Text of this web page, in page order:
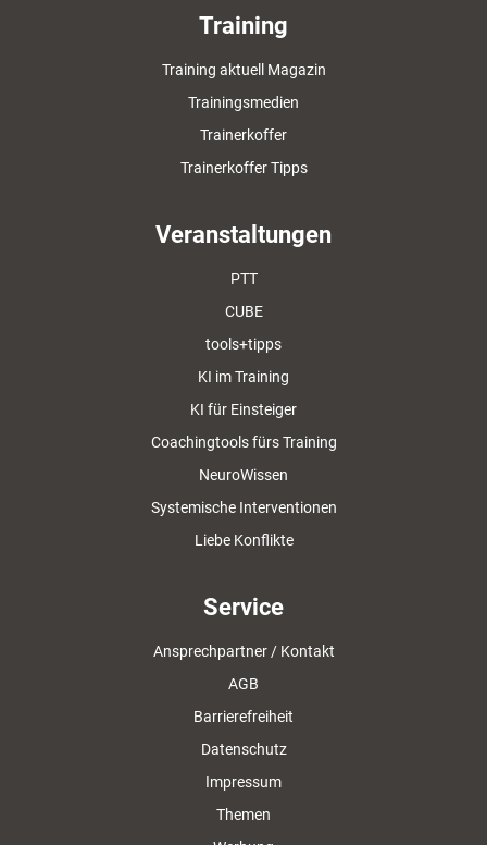
Training
Training aktuell Magazin
Trainingsmedien
Trainerkoffer
Trainerkoffer Tipps
Veranstaltungen
PTT
CUBE
tools+tipps
KI im Training
KI für Einsteiger
Coachingtools fürs Training
NeuroWissen
Systemische Interventionen
Liebe Konflikte
Service
Ansprechpartner / Kontakt
AGB
Barrierefreiheit
Datenschutz
Impressum
Themen